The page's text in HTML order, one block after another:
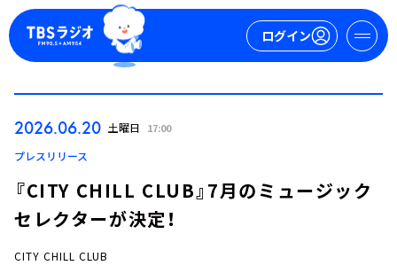
ログイン
2026.06.20 土曜日 17:00
プレスリリース
『CITY CHILL CLUB』7月のミュージック
セレクターが決定！
CITY CHILL CLUB